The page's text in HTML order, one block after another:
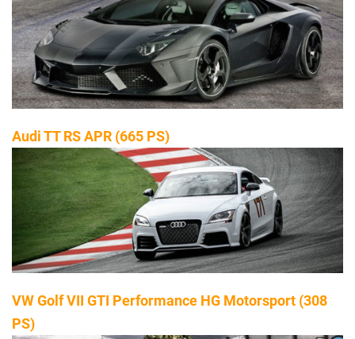
Audi TT RS APR (665 PS)
VW Golf VII GTI Performance HG Motorsport (308
PS)